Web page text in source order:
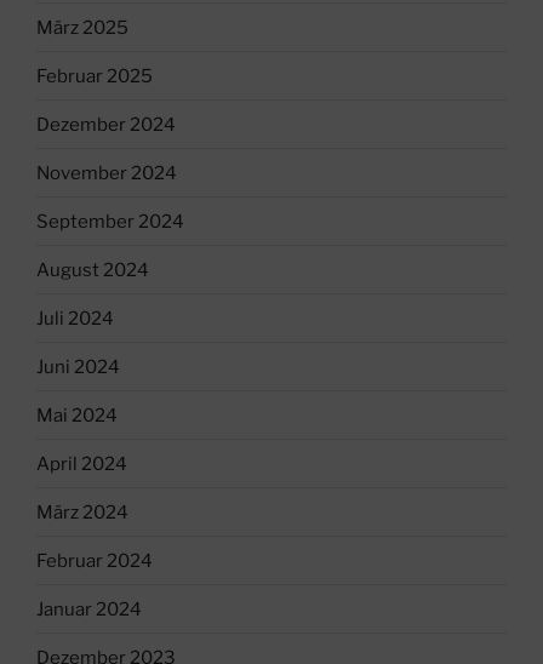
März 2025
Februar 2025
Dezember 2024
November 2024
September 2024
August 2024
Juli 2024
Juni 2024
Mai 2024
April 2024
März 2024
Februar 2024
Januar 2024
Dezember 2023